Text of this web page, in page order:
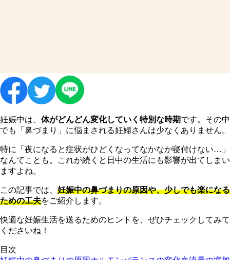
妊娠中は、 体がどんどん変化していく特別な時期です。その中
でも「鼻づまり」に悩まされる妊婦さんは少なくありません。
特に「夜になると症状がひどくなってなかなか寝付けない…」
なんてことも。これが続くと日中の生活にも影響が出てしまい
ますよね。
この記事では、 妊娠中の鼻づまりの原因や、少しでも楽になる
ための工夫をご紹介します。
快適な妊娠生活を送るためのヒントを、ぜひチェックしてみて
くださいね！
目次